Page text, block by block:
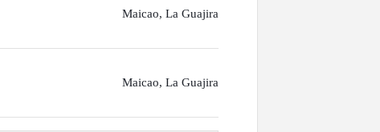
Maicao, La Guajira
Maicao, La Guajira